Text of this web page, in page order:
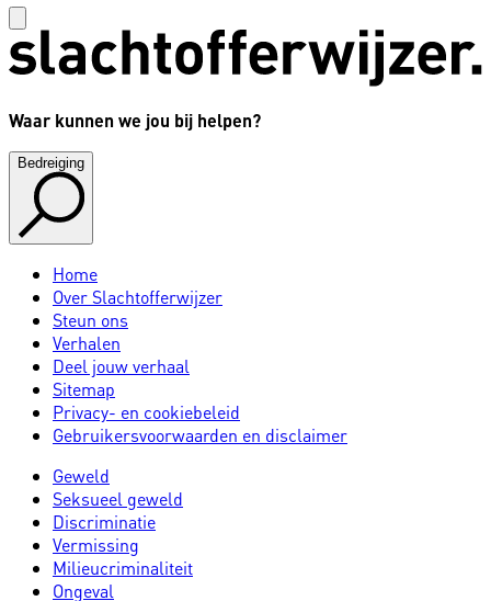
Waar kunnen we jou bij helpen?
Bedreiging
Home
Over Slachtofferwijzer
Steun ons
Verhalen
Deel jouw verhaal
Sitemap
Privacy- en cookiebeleid
Gebruikersvoorwaarden en disclaimer
Geweld
Seksueel geweld
Discriminatie
Vermissing
Milieucriminaliteit
Ongeval